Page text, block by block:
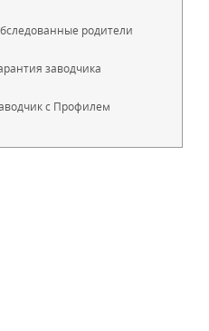
родители
заводчика
с Профилем